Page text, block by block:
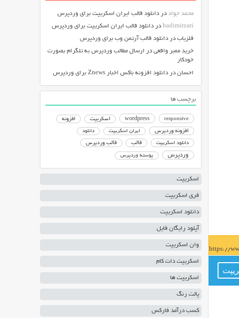
https://
محمد جواد در دانلود قالب ایران اسکریپت برای وردپرس
hadimirzari در دانلود قالب ایران اسکریپت برای وردپرس
فلزیاب در دانلود قالب آرتمن وب برای وردپرس
خرید ممبر واقعی در ارسال مطالب وردپرس به تلگرام بصورت
خودکار
احسان در دانلود افزونه باکس اخبار Znews برای وردپرس
برچسب ها
responsive
wordpress اسکریپت
افزونه
افزونه وردپرس
ایران اسکریپت دانلود
دانلود اسکریپت قالب قالب وردپرس
وردپرس پوسته وردپرس
اسکریپت
فری اسکریپت
دانلود اسکریپت
آپلود رایگان فایل
وان اسکریپت
اسکریپت دات کام
اسکریپت ها
پالت رنگ
کسب درآمد فارکس